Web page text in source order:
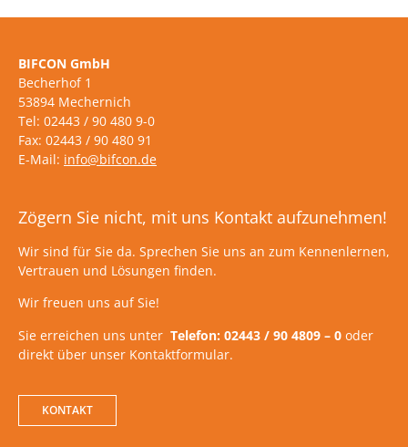
BIFCON GmbH
Becherhof 1
53894 Mechernich
Tel: 02443 / 90 480 9-0
Fax: 02443 / 90 480 91
E-Mail: info@bifcon.de
Zögern Sie nicht, mit uns Kontakt aufzunehmen!
Wir sind für Sie da. Sprechen Sie uns an zum Kennenlernen,
Vertrauen und Lösungen finden.
Wir freuen uns auf Sie!
Sie erreichen uns unter Telefon: 02443 / 90 4809 – 0 oder
direkt über unser Kontaktformular.
KONTAKT